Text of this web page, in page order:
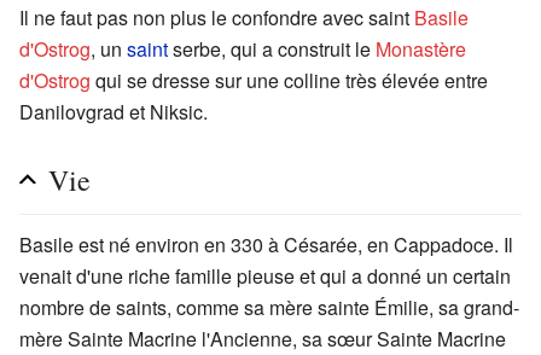
Il ne faut pas non plus le confondre avec saint Basile
d'Ostrog, un saintserbe, qui a construit le Monastère
d'Ostrog qui se dresse sur une colline très élevée entre
Danilovgrad et Niksic.
Vie
Basile est né environ en 330 à Césarée, en Cappadoce. Il
venait d'une riche famille pieuse et qui a donné un certain
nombre de saints, comme sa mère sainte Émilie, sa grand-
mère Sainte Macrine l'Ancienne, sa sœur Sainte Macrine